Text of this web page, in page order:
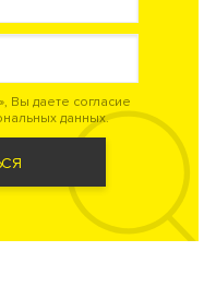
Вы даете согласие
данных.